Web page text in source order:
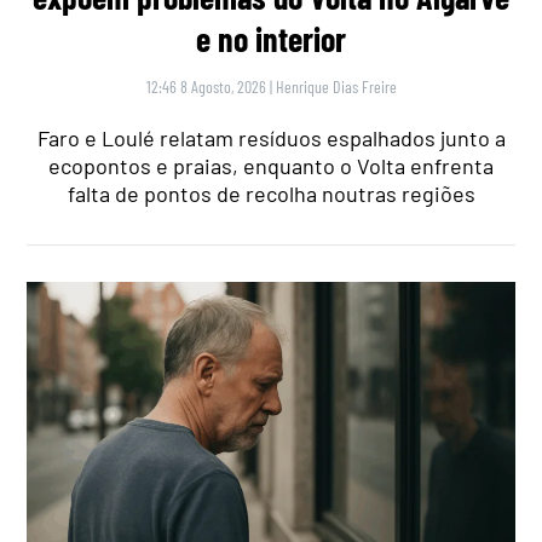
e no interior
12:46 8 Agosto, 2026 | Henrique Dias Freire
Faro e Loulé relatam resíduos espalhados junto a
ecopontos e praias, enquanto o Volta enfrenta
falta de pontos de recolha noutras regiões